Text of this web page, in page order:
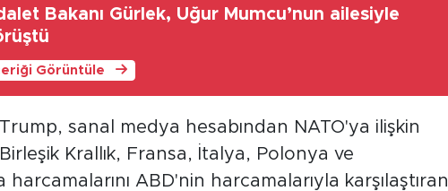
Bakanı Gürlek, Uğur Mumcu’nun ailesiyle
Görüntüle
sanal medya hesabından NATO'ya ilişkin
Krallık, Fransa, İtalya, Polonya ve
ABD'nin harcamalarıyla karşılaştıran